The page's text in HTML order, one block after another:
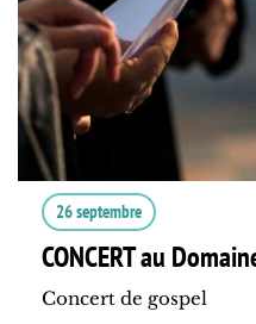
26 septembre
CONCERT au
Concert de gospel